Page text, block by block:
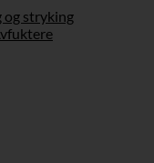
og stryking